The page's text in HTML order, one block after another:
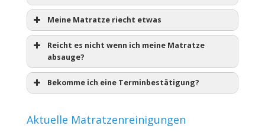
Meine Matratze riecht etwas
Reicht es nicht wenn ich meine Matratze
absauge?
Bekomme ich eine Terminbestätigung?
Aktuelle Matratzenreinigungen